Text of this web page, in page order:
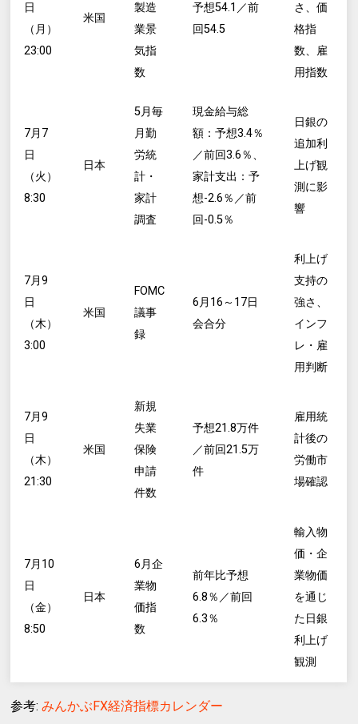
日
（月）
23:00
米国
製造
業景
気指
数
予想54.1／前
回54.5
さ、価
格指
数、雇
用指数
7月7
日
（火）
8:30
日本
5月毎
月勤
労統
計・
家計
調査
現金給与総
額：予想3.4％
／前回3.6％、
家計支出：予
想-2.6％／前
回-0.5％
日銀の
追加利
上げ観
測に影
響
7月9
日
（木）
3:00
米国
FOMC
議事
録
6月16～17日
会合分
利上げ
支持の
強さ、
インフ
レ・雇
用判断
7月9
日
（木）
21:30
米国
新規
失業
保険
申請
件数
予想21.8万件
／前回21.5万
件
雇用統
計後の
労働市
場確認
7月10
日
（金）
8:50
日本
6月企
業物
価指
数
前年比予想
6.8％／前回
6.3％
輸入物
価・企
業物価
を通じ
た日銀
利上げ
観測
参考:みんかぶFX経済指標カレンダー